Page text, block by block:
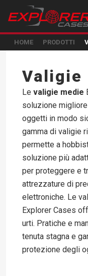
HOME PRODOTTI
Valigie
Le valigie medie
soluzione
oggetti in modo
gamma di valigie
permette a
soluzione più
per proteggere e
attrezzature di
elettroniche. Le
Explorer Cases
urti. Pratiche e
tenuta stagna e
protezione degli